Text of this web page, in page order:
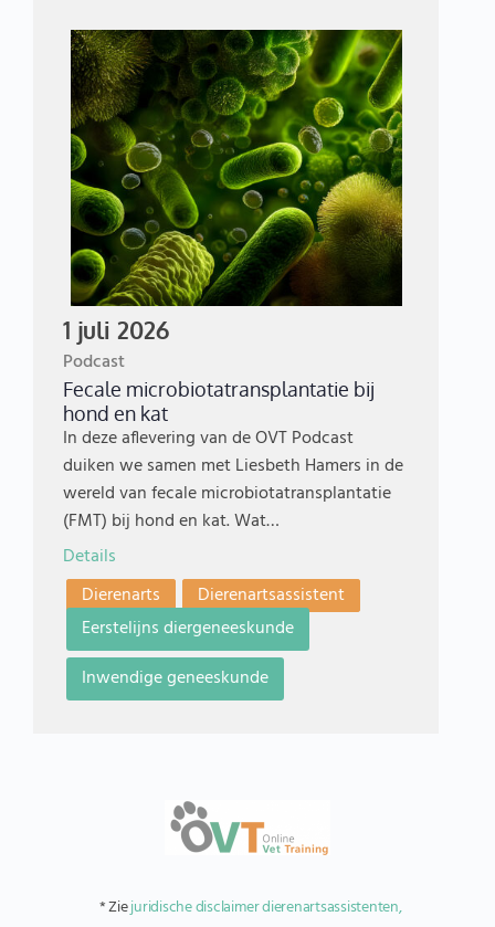
1 juli 2026
Podcast
Fecale microbiotatransplantatie bij
hond en kat
In deze aflevering van de OVT Podcast
duiken we samen met Liesbeth Hamers in de
wereld van fecale microbiotatransplantatie
(FMT) bij hond en kat. Wat…
Details
Dierenarts
Dierenartsassistent
Eerstelijns diergeneeskunde
Inwendige geneeskunde
* Ziejuridische disclaimer dierenartsassistenten,